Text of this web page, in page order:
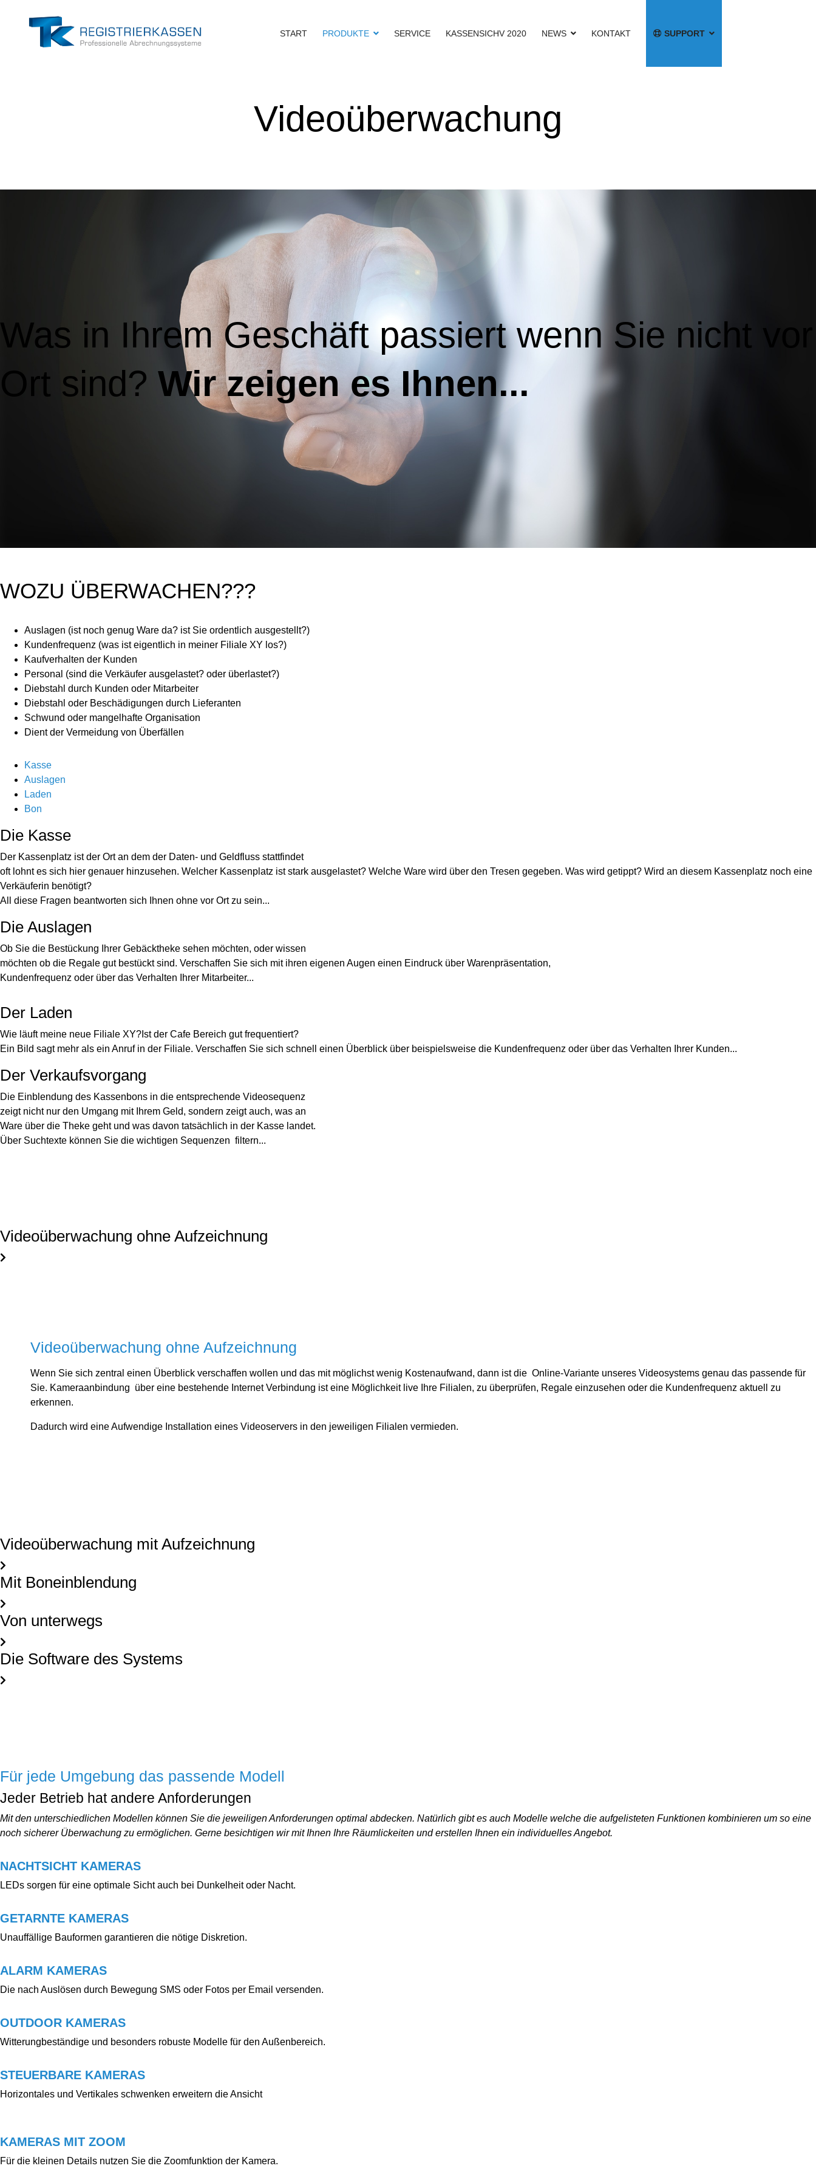
START PRODUKTE SERVICE KASSENSICHV 2020 NEWS KONTAKT SUPPORT
Videoüberwachung
Was in Ihrem Geschäft passiert wenn Sie nicht vor
Ort sind? Wir zeigen es Ihnen...
WOZU ÜBERWACHEN???
Auslagen (ist noch genug Ware da? ist Sie ordentlich ausgestellt?)
Kundenfrequenz (was ist eigentlich in meiner Filiale XY los?)
Kaufverhalten der Kunden
Personal (sind die Verkäufer ausgelastet? oder überlastet?)
Diebstahl durch Kunden oder Mitarbeiter
Diebstahl oder Beschädigungen durch Lieferanten
Schwund oder mangelhafte Organisation
Dient der Vermeidung von Überfällen
Kasse
Auslagen
Laden
Bon
Die Kasse
Der Kassenplatz ist der Ort an dem der Daten- und Geldfluss stattfindet
oft lohnt es sich hier genauer hinzusehen. Welcher Kassenplatz ist stark ausgelastet? Welche Ware wird über den Tresen gegeben. Was wird getippt? Wird an diesem Kassenplatz noch eine
Verkäuferin benötigt?
All diese Fragen beantworten sich Ihnen ohne vor Ort zu sein...
Die Auslagen
Ob Sie die Bestückung Ihrer Gebäcktheke sehen möchten, oder wissen
möchten ob die Regale gut bestückt sind. Verschaffen Sie sich mit ihren eigenen Augen einen Eindruck über Warenpräsentation,
Kundenfrequenz oder über das Verhalten Ihrer Mitarbeiter...
Der Laden
Wie läuft meine neue Filiale XY?Ist der Cafe Bereich gut frequentiert?
Ein Bild sagt mehr als ein Anruf in der Filiale. Verschaffen Sie sich schnell einen Überblick über beispielsweise die Kundenfrequenz oder über das Verhalten Ihrer Kunden...
Der Verkaufsvorgang
Die Einblendung des Kassenbons in die entsprechende Videosequenz
zeigt nicht nur den Umgang mit Ihrem Geld, sondern zeigt auch, was an
Ware über die Theke geht und was davon tatsächlich in der Kasse landet.
Über Suchtexte können Sie die wichtigen Sequenzen filtern...
Videoüberwachung ohne Aufzeichnung
Videoüberwachung ohne Aufzeichnung
Wenn Sie sich zentral einen Überblick verschaffen wollen und das mit möglichst wenig Kostenaufwand, dann ist die Online-Variante unseres Videosystems genau das passende für
Sie. Kameraanbindung über eine bestehende Internet Verbindung ist eine Möglichkeit live Ihre Filialen, zu überprüfen, Regale einzusehen oder die Kundenfrequenz aktuell zu
erkennen.
Dadurch wird eine Aufwendige Installation eines Videoservers in den jeweiligen Filialen vermieden.
Videoüberwachung mit Aufzeichnung
Mit Boneinblendung
Von unterwegs
Die Software des Systems
Für jede Umgebung das passende Modell
Jeder Betrieb hat andere Anforderungen
Mit den unterschiedlichen Modellen können Sie die jeweiligen Anforderungen optimal abdecken. Natürlich gibt es auch Modelle welche die aufgelisteten Funktionen kombinieren um so eine
noch sicherer Überwachung zu ermöglichen. Gerne besichtigen wir mit Ihnen Ihre Räumlickeiten und erstellen Ihnen ein individuelles Angebot.
NACHTSICHT KAMERAS
LEDs sorgen für eine optimale Sicht auch bei Dunkelheit oder Nacht.
GETARNTE KAMERAS
Unauffällige Bauformen garantieren die nötige Diskretion.
ALARM KAMERAS
Die nach Auslösen durch Bewegung SMS oder Fotos per Email versenden.
OUTDOOR KAMERAS
Witterungbeständige und besonders robuste Modelle für den Außenbereich.
STEUERBARE KAMERAS
Horizontales und Vertikales schwenken erweitern die Ansicht
KAMERAS MIT ZOOM
Für die kleinen Details nutzen Sie die Zoomfunktion der Kamera.